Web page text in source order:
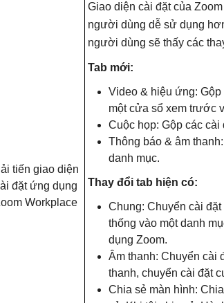
tiến giao diện
đặt ứng dụng
Workplace
Giao diện cài đặt của
người dùng dễ sử dụng
người dùng sẽ thấy các
Tab mới:
Video & hiệu ứng:
một cửa sổ xem trước
Cuộc họp: Gộp các
Thông báo & âm
danh mục.
Thay đổi tab hiện có:
Chung: Chuyển cài
thống vào một danh
dụng Zoom.
Âm thanh: Chuyển cài
thanh, chuyển cài đặt
Chia sẻ màn hình: